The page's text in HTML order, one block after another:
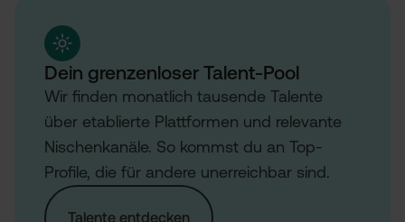
Dein grenzenloser Talent-Pool
Wir finden monatlich tausende Talente
über etablierte Plattformen und relevante
Nischenkanäle. So kommst du an Top-
Profile, die für andere unerreichbar sind.
Talente entdecken